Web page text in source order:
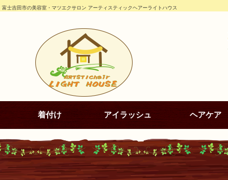
富士吉田市の美容室・マツエクサロン アーティスティックヘアーライトハウス
着付け アイラッシュ ヘアケア